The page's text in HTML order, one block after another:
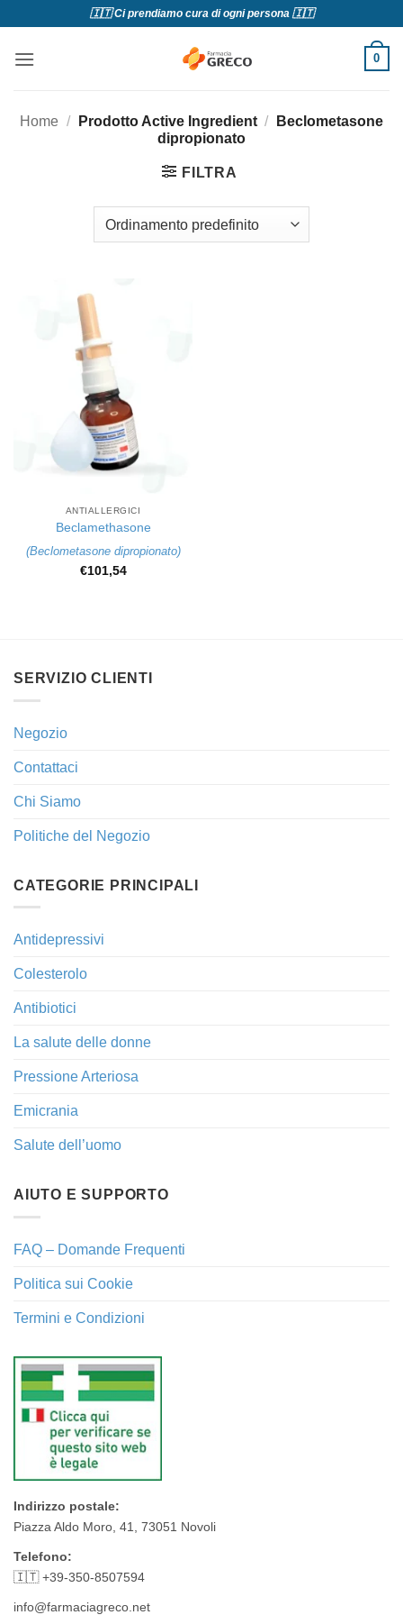
contenuti
🇮🇹 Ci prendiamo cura di ogni persona 🇮🇹
0
Home / Prodotto Active Ingredient /
Beclometasone
dipropionato
FILTRA
ANTIALLERGICI
Beclamethasone
(Beclometasone dipropionato)
€101,54
SERVIZIO CLIENTI
Negozio
Contattaci
Chi Siamo
Politiche del Negozio
CATEGORIE PRINCIPALI
Antidepressivi
Colesterolo
Antibiotici
La salute delle donne
Pressione Arteriosa
Emicrania
Salute dell’uomo
AIUTO E SUPPORTO
FAQ – Domande Frequenti
Politica sui Cookie
Termini e Condizioni
Indirizzo postale:
Piazza Aldo Moro, 41, 73051 Novoli
Telefono:
🇮🇹 +39-350-8507594
info@farmaciagreco.net